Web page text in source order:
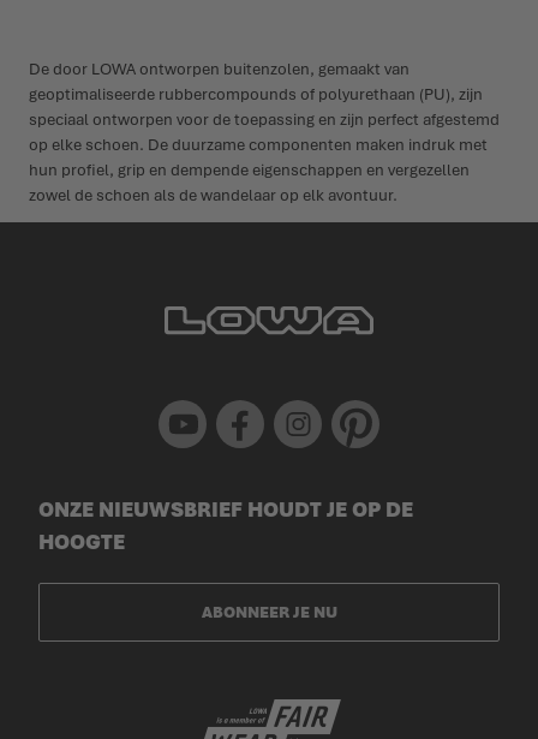
De door LOWA ontworpen buitenzolen, gemaakt van
geoptimaliseerde rubbercompounds of polyurethaan (PU), zijn
speciaal ontworpen voor de toepassing en zijn perfect afgestemd
op elke schoen. De duurzame componenten maken indruk met
hun profiel, grip en dempende eigenschappen en vergezellen
zowel de schoen als de wandelaar op elk avontuur.
Youtube Facebook Instagram Pinterest
ONZE NIEUWSBRIEF HOUDT JE OP DE
HOOGTE
ABONNEER JE NU